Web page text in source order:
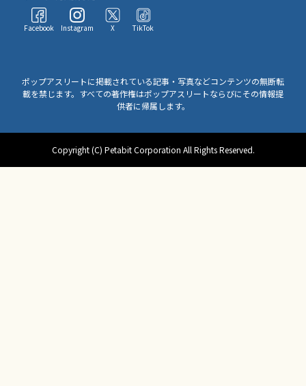
Facebook Instagram X TikTok
ポップアスリートに掲載されている記事・写真などコンテンツの無断転
載を禁じます。すべての著作権はポップアスリートならびにその情報提
供者に帰属します。
Copyright (C) Petabit Corporation All Rights Reserved.